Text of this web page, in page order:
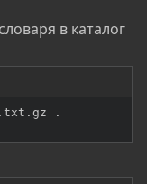
в каталог
.